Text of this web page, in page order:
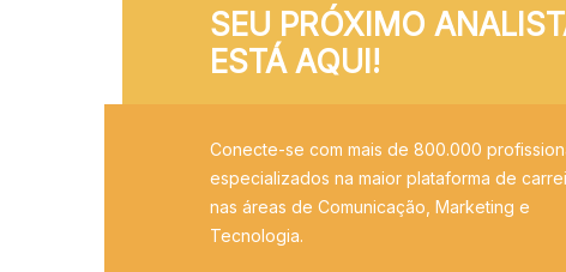
SEU PRÓXIMO
ESTÁ AQUI!
Conecte-se com mais de 800.000
especializados na maior plataforma de
nas áreas de Comunicação, Marketing e
Tecnologia.